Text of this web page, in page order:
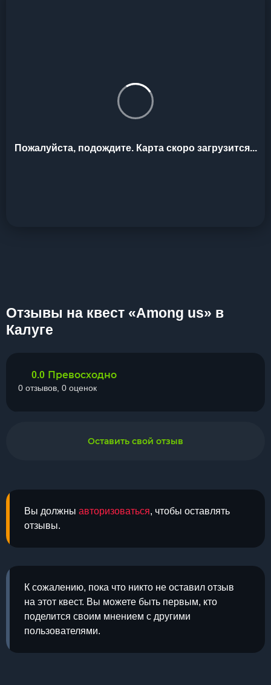
Пожалуйста, подождите. Карта скоро загрузится...
Отзывы на квест «Among us» в
Калуге
Вы должны авторизоваться, чтобы оставлять
отзывы.
К сожалению, пока что никто не оставил отзыв
на этот квест. Вы можете быть первым, кто
поделится своим мнением с другими
пользователями.
0.0 Превосходно
0 отзывов, 0 оценок
Оставить свой отзыв